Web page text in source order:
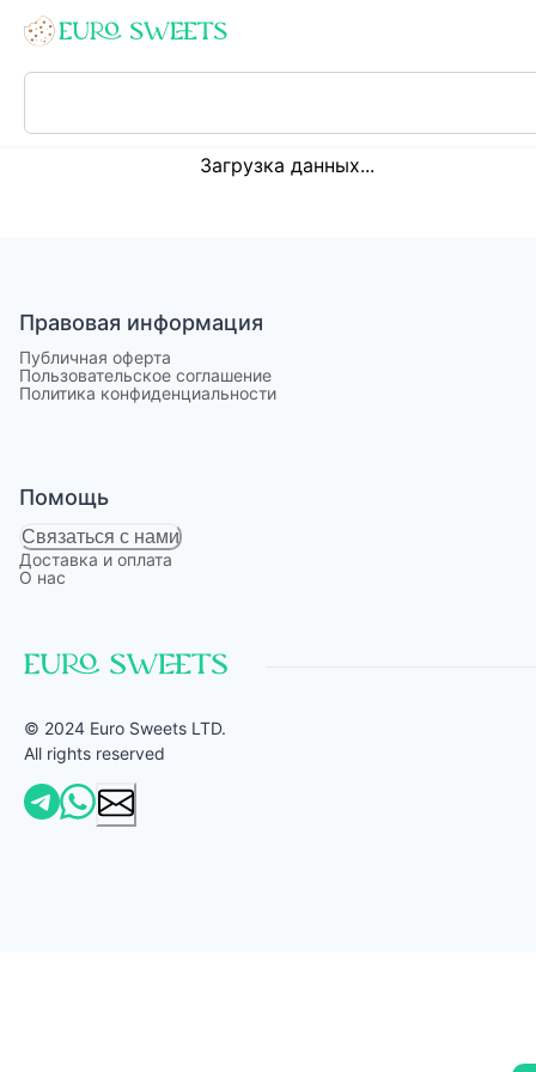
Загрузка данных...
Правовая информация
Публичная оферта
Пользовательское соглашение
Политика конфиденциальности
Помощь
Связаться с нами
Доставка и оплата
О нас
© 2024 Euro Sweets LTD.
All rights reserved